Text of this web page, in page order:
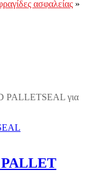
ασφαλείας »
PALLETSEAL για
PALLET